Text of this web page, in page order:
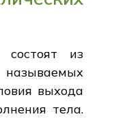
состоят из
выхода
тела.